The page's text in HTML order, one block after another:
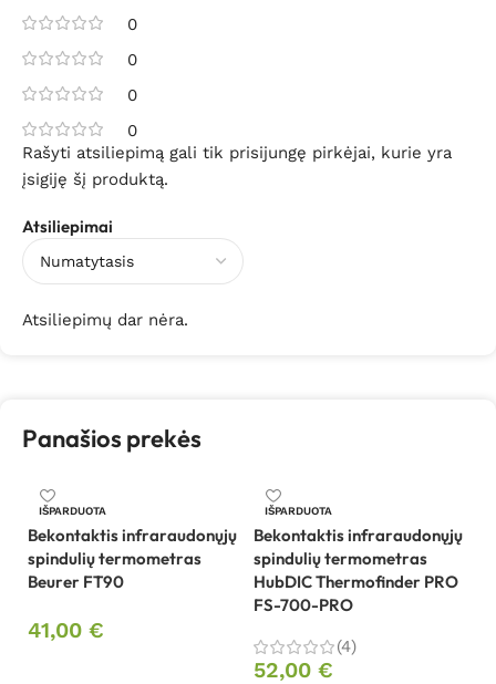
0
0
0
0
Atsiliepimai
Atsiliepimų dar nėra.
Rašyti atsiliepimą gali tik prisijungę pirkėjai, kurie yra
įsigiję šį produktą.
Panašios prekės
IŠPARDUOTA
Bekontaktis infraraudonųjų
spindulių termometras
Beurer FT90
41,00 €
IŠPARDUOTA
Bekontaktis infraraudonųjų
spindulių termometras
HubDIC Thermofinder PRO
FS-700-PRO
(4)
52,00 €